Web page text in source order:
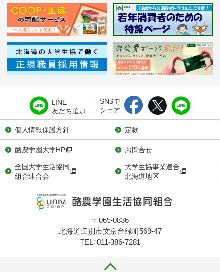
LINE
友だち追加
SNSで
シェア
個人情報保護方針
定款
酪農学園大学HP
お問合せ
全国大学生活協同
組合連合会
大学生協事業連合
北海道地区
〒069-0836
北海道江別市文京台緑町569-47
TEL：011-386-7281